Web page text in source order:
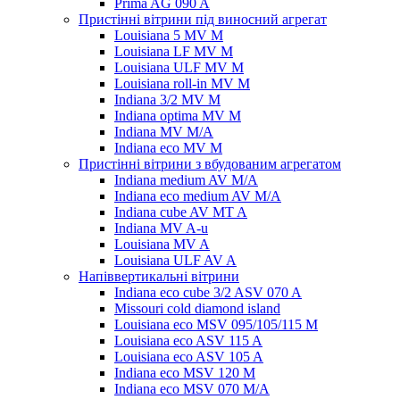
Prima AG 090 A
Пристінні вітрини під виносний агрегат
Louisiana 5 MV M
Louisiana LF MV M
Louisiana ULF MV M
Louisiana roll-in MV M
Indiana 3/2 MV M
Indiana optima MV M
Indiana MV M/A
Indiana eco MV M
Пристінні вітрини з вбудованим агрегатом
Indiana medium AV M/A
Indiana eco medium AV M/A
Indiana cube AV MT A
Indiana MV A-u
Louisiana MV A
Louisiana ULF AV A
Напіввертикальні вітрини
Indiana eco cube 3/2 ASV 070 A
Missouri cold diamond island
Louisiana eco MSV 095/105/115 M
Louisiana eco ASV 115 A
Louisiana eco ASV 105 A
Indiana eco MSV 120 M
Indiana eco MSV 070 M/A